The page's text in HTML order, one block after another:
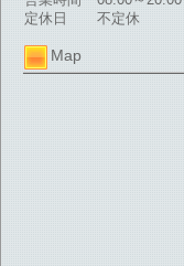
定休日
不定休
Map